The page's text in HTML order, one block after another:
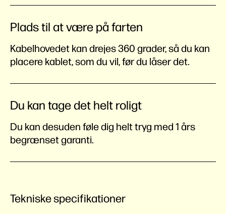
Plads til at være på farten
Kabelhovedet kan drejes 360 grader, så du kan
placere kablet, som du vil, før du låser det.
Du kan tage det helt roligt
Du kan desuden føle dig helt tryg med 1 års
begrænset garanti.
Tekniske specifikationer